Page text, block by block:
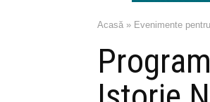
Acasă » Evenimente